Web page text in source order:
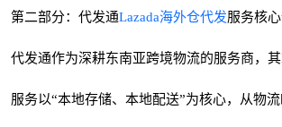
第二部分：代发通Lazada海外仓代发服务核
代发通作为深耕东南亚跨境物流的服务商，其
服务以“本地存储、本地配送”为核心，从物流